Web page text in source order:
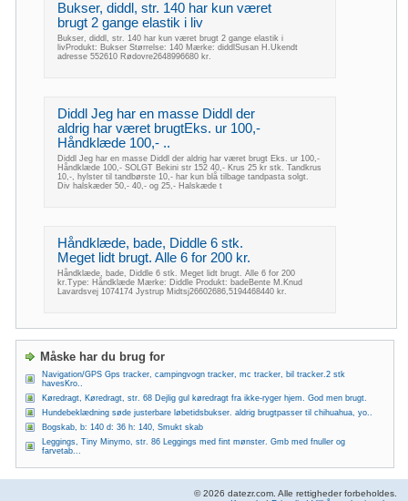
Bukser, diddl, str. 140 har kun været
brugt 2 gange elastik i liv
Bukser, diddl, str. 140 har kun været brugt 2 gange elastik i
livProdukt: Bukser Størrelse: 140 Mærke: diddlSusan H.Ukendt
adresse 552610 Rødovre2648996680 kr.
Diddl Jeg har en masse Diddl der
aldrig har været brugtEks. ur 100,-
Håndklæde 100,- ..
Diddl Jeg har en masse Diddl der aldrig har været brugt Eks. ur 100,-
Håndklæde 100,- SOLGT Bekini str 152 40,- Krus 25 kr stk. Tandkrus
10,-, hylster til tandbørste 10,- har kun blå tilbage tandpasta solgt.
Div halskæder 50,- 40,- og 25,- Halskæde t
Håndklæde, bade, Diddle 6 stk.
Meget lidt brugt. Alle 6 for 200 kr.
Håndklæde, bade, Diddle 6 stk. Meget lidt brugt. Alle 6 for 200
kr.Type: Håndklæde Mærke: Diddle Produkt: badeBente M.Knud
Lavardsvej 1074174 Jystrup Midtsj26602686,5194468440 kr.
Måske har du brug for
Navigation/GPS Gps tracker, campingvogn tracker, mc tracker, bil tracker.2 stk
havesKro..
Køredragt, Køredragt, str. 68 Dejlig gul køredragt fra ikke-ryger hjem. God men brugt.
Hundebeklædning søde justerbare løbetidsbukser. aldrig brugtpasser til chihuahua, yo..
Bogskab, b: 140 d: 36 h: 140, Smukt skab
Leggings, Tiny Minymo, str. 86 Leggings med fint mønster. Gmb med fnuller og
farvetab...
© 2026 datezr.com. Alle rettigheder forbeholdes.